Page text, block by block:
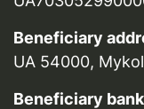
Beneficiary
UA 54000,
Beneficiary